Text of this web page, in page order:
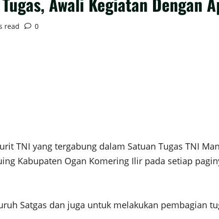
read 0
TNI yang tergabung dalam Satuan Tugas TNI
Kabupaten Ogan Komering Ilir pada setiap
Satgas dan juga untuk melakukan pembagian